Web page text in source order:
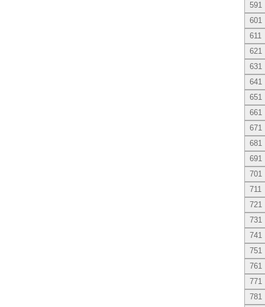
591
601
611
621
631
641
651
661
671
681
691
701
711
721
731
741
751
761
771
781